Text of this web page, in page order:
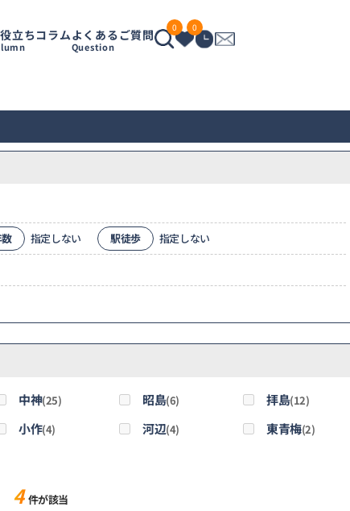
立ちコラムよくあるご質問
Question
0 0
指定しない 駅徒歩 指定しない
中神(25) 昭島(6) 拝島(12)
小作(4) 河辺(4) 東青梅(2)
4 件が該当